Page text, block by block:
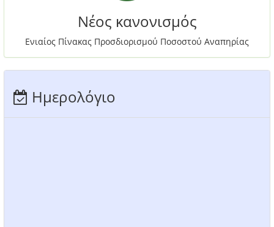
Νέος κανονισμός
Ενιαίος Πίνακας Προσδιορισμού Ποσοστού Αναπηρίας
Ημερολόγιο